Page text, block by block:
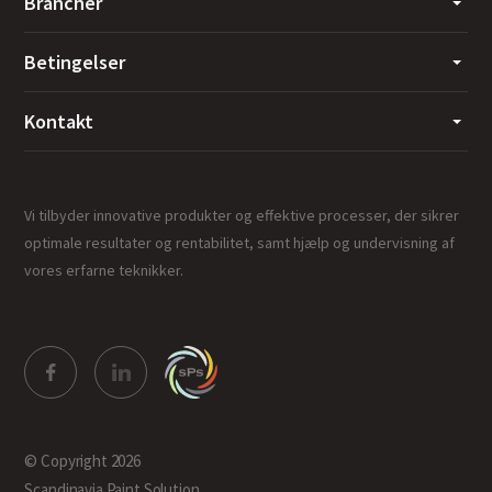
Betingelser
Kontakt
Vi tilbyder innovative produkter og effektive processer, der sikrer
optimale resultater og rentabilitet, samt hjælp og undervisning af
vores erfarne teknikker.
© Copyright 2026